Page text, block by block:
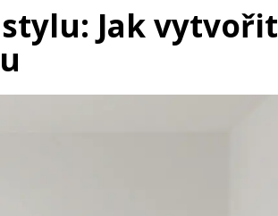
Jak vytvořit